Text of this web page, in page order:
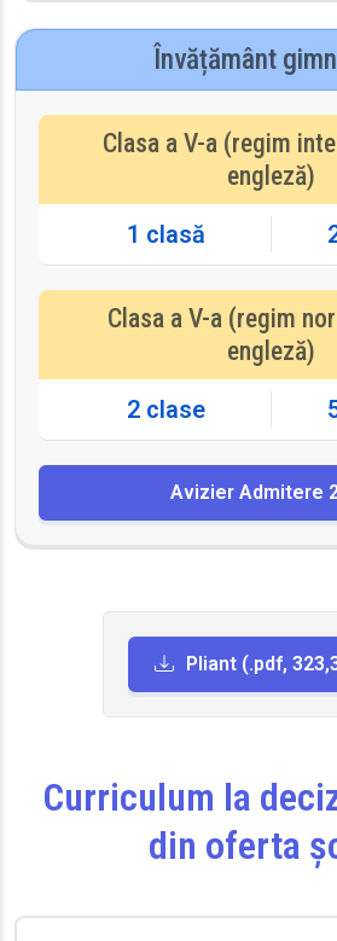
Învățământ
Clasa a V-a (regim
engleză)
1 clasă
Clasa a V-a (regim
engleză)
2 clase
Avizier Admitere
Pliant (.pdf,
Curriculum la
din oferta